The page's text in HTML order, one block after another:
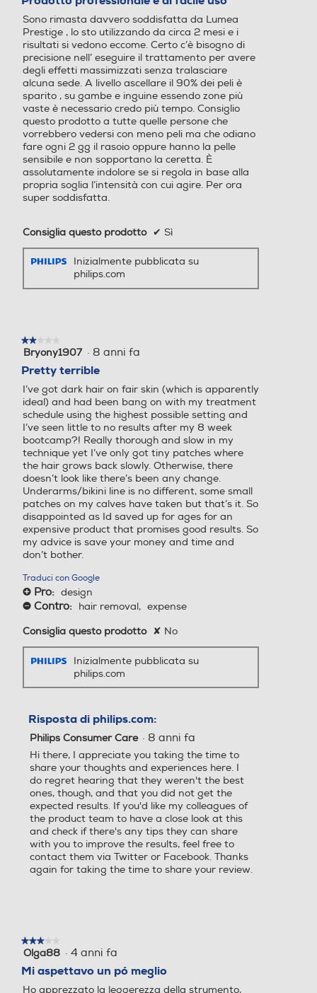
Custodia Custodia
Accessori in dotazione Accessori in dotazione
Peso-Kg
1,053
Peso-Kg
Altezza-mm Altezza-mm
Larghezza-mm Larghezza-mm
Profondità-mm Profondità-mm
5
stelle.
Sono rimasta davvero soddisfatta da Lumea
Prestige , lo sto utilizzando da circa 2 mesi e i
risultati si vedono eccome. Certo c’è bisogno di
precisione nell’ eseguire il trattamento per avere
degli effetti massimizzati senza tralasciare
alcuna sede. A livello ascellare il 90% dei peli è
sparito , su gambe e inguine essendo zone più
vaste è necessario credo più tempo. Consiglio
questo prodotto a tutte quelle persone che
vorrebbero vedersi con meno peli ma che odiano
fare ogni 2 gg il rasoio oppure hanno la pelle
sensibile e non sopportano la ceretta. È
assolutamente indolore se si regola in base alla
propria soglia l’intensità con cui agire. Per ora
super soddisfatta.
Consiglia questo prodotto ✔ Sì
Inizialmente pubblicata su
philips.com
★★★★★
★★★★★
2
stelle.
Bryony1907 · 8 anni fa
Pretty terrible
I’ve got dark hair on fair skin (which is apparently
ideal) and had been bang on with my treatment
schedule using the highest possible setting and
I’ve seen little to no results after my 8 week
bootcamp?! Really thorough and slow in my
technique yet I’ve only got tiny patches where
the hair grows back slowly. Otherwise, there
doesn’t look like there’s been any change.
Underarms/bikini line is no different, some small
patches on my calves have taken but that’s it. So
disappointed as Id saved up for ages for an
expensive product that promises good results. So
my advice is save your money and time and
don’t bother.
Traduci con Google
+ Pro: design
- Contro: hair removal, expense
Consiglia questo prodotto ✘ No
Inizialmente pubblicata su
philips.com
Risposta di philips.com:
Philips Consumer Care · 8 anni fa
Hi there, I appreciate you taking the time to
share your thoughts and experiences here. I
do regret hearing that they weren't the best
ones, though, and that you did not get the
expected results. If you'd like my colleagues of
the product team to have a close look at this
and check if there's any tips they can share
with you to improve the results, feel free to
contact them via Twitter or Facebook. Thanks
again for taking the time to share your review.
★★★★★
★★★★★
3
5
stelle.
Olga88 · 4 anni fa
Mi aspettavo un pó meglio
Ho apprezzato la leggerezza della strumento,